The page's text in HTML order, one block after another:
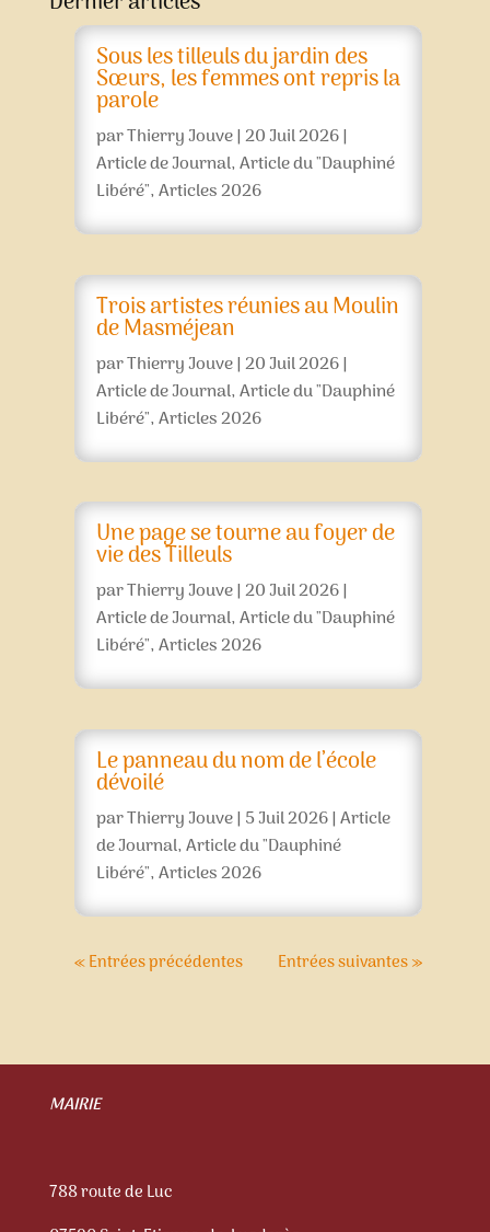
Sous les tilleuls du jardin des
Sœurs, les femmes ont repris la
parole
parThierry Jouve|20 Juil 2026|
Article de Journal,Article du "Dauphiné
Libéré",Articles 2026
Trois artistes réunies au Moulin
de Masméjean
parThierry Jouve|20 Juil 2026|
Article de Journal,Article du "Dauphiné
Libéré",Articles 2026
Une page se tourne au foyer de
vie des Tilleuls
parThierry Jouve|20 Juil 2026|
Article de Journal,Article du "Dauphiné
Libéré",Articles 2026
Le panneau du nom de l’école
dévoilé
parThierry Jouve| 5 Juil 2026|Article
de Journal,Article du "Dauphiné
Libéré",Articles 2026
« Entrées précédentes Entrées suivantes »
MAIRIE
788 route de Luc